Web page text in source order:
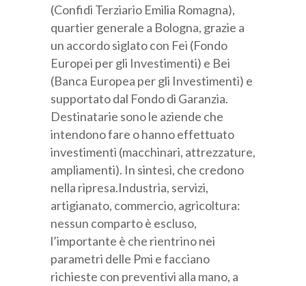
(Confidi Terziario Emilia Romagna),
quartier generale a Bologna, grazie a
un accordo siglato con Fei (Fondo
Europei per gli Investimenti) e Bei
(Banca Europea per gli Investimenti) e
supportato dal Fondo di Garanzia.
Destinatarie sono le aziende che
intendono fare o hanno effettuato
investimenti (macchinari, attrezzature,
ampliamenti). In sintesi, che credono
nella ripresa.Industria, servizi,
artigianato, commercio, agricoltura:
nessun comparto è escluso,
l’importante è che rientrino nei
parametri delle Pmi e facciano
richieste con preventivi alla mano, a
Categoria professionale *
Autorizzo il trattamento dei miei dati personali *
ai sensi del D.Lgs. 196/2003 e del Regolamento (UE)
2016/679 GDPRInformativa sulla Privacy